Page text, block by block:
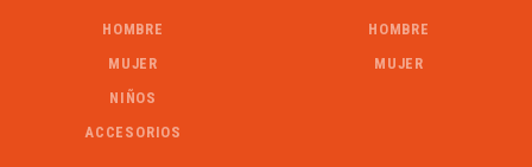
HOMBRE
MUJER
NIÑOS
ACCESORIOS
HOMBRE
MUJER